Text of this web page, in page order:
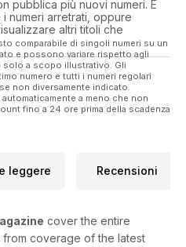
pubblica più nuovi numeri. È
numeri arretrati, oppure
altri titoli che
comparabile di singoli numeri su un
e possono variare rispetto agli
a scopo illustrativo. Gli
numero e tutti i numeri regolari
non diversamente indicato.
a meno che non
fino a 24 ore prima della scadenza
leggere Recensioni
cover the entire
coverage of the latest